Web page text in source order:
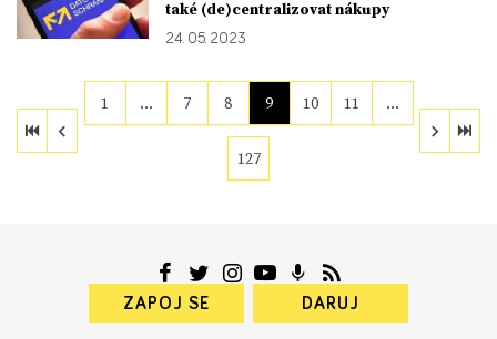
také (de)centralizovat nákupy
24. 05. 2023
1 … 7 8 9 10 11 …
127
ZAPOJ SE DARUJ